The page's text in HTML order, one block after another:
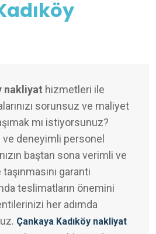
nakliyat hizmetleri ile
sorunsuz ve maliyet
mı istiyorsunuz?
deneyimli personel
baştan sona verimli ve
garanti
teslimatların önemini
her adımda
Çankaya Kadıköy nakliyat